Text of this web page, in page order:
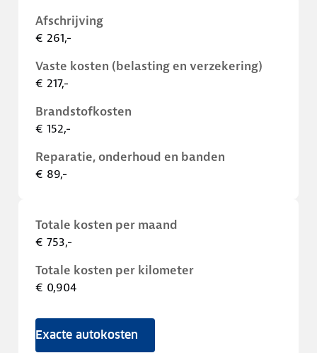
Afschrijving
€ 261,-
Vaste kosten (belasting en verzekering)
€ 217,-
Brandstofkosten
€ 152,-
Reparatie, onderhoud en banden
€ 89,-
Totale kosten per maand
€ 753,-
Totale kosten per kilometer
€ 0,904
Exacte autokosten